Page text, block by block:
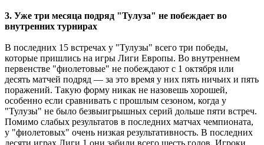
3. Уже три месяца подряд "Тулуза" не побеждает во
внутренних турнирах
В последних 15 встречах у "Тулузы" всего три победы,
которые пришлись на игры Лиги Европы. Во внутреннем
первенстве "фиолетовые" не побеждают с 1 октября или
десять матчей подряд — за это время у них пять ничьих и пять
поражений. Такую форму никак не назовешь хорошей,
особенно если сравнивать с прошлым сезоном, когда у
"Тулузы" не было безвыигрышных серий дольше пяти встреч.
Помимо слабых результатов в последних матчах чемпионата,
у "фиолетовых" очень низкая результативность. В последних
десяти играх Лиги 1 они забили всего шесть голов. Игроки